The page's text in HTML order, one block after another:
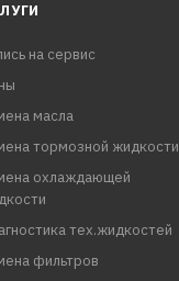
на сервис
масла
тормозной жидкости
охлаждающей
тех.жидкостей
фильтров